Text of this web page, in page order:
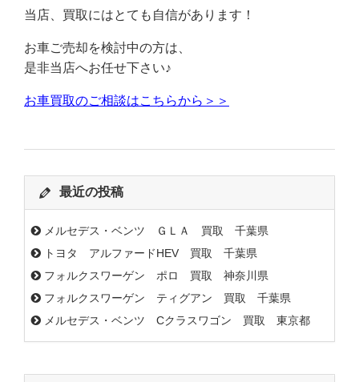
当店、買取にはとても自信があります！
お車ご売却を検討中の方は、
是非当店へお任せ下さい♪
お車買取のご相談はこちらから＞＞
最近の投稿
メルセデス・ベンツ ＧＬＡ 買取 千葉県
トヨタ アルファードHEV 買取 千葉県
フォルクスワーゲン ポロ 買取 神奈川県
フォルクスワーゲン ティグアン 買取 千葉県
メルセデス・ベンツ Cクラスワゴン 買取 東京都